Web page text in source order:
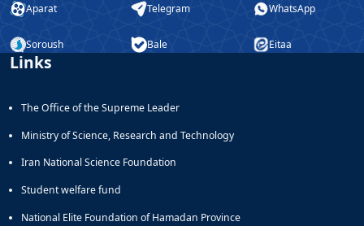
Dean
Educational
Deputy
for
Research
Affairs
Dean
for
Studies
Aparat Telegram WhatsApp
Soroush Bale Eitaa
Links
The Office of the Supreme Leader
Ministry of Science, Research and Technology
Iran National Science Foundation
Student welfare fund
National Elite Foundation of Hamadan Province